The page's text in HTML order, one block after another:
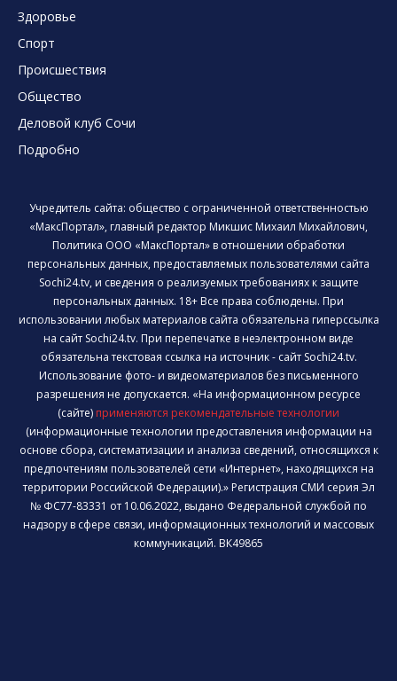
Здоровье
Спорт
Происшествия
Общество
Деловой клуб Сочи
Подробно
Учредитель сайта: общество с ограниченной ответственностью
«МаксПортал», главный редактор Микшис Михаил Михайлович,
Политика ООО «МаксПортал» в отношении обработки
персональных данных, предоставляемых пользователями сайта
Sochi24.tv, и сведения о реализуемых требованиях к защите
персональных данных. 18+ Все права соблюдены. При
использовании любых материалов сайта обязательна гиперссылка
на сайт Sochi24.tv. При перепечатке в неэлектронном виде
обязательна текстовая ссылка на источник - сайт Sochi24.tv.
Использование фото- и видеоматериалов без письменного
разрешения не допускается. «На информационном ресурсе
(сайте) применяются рекомендательные технологии
(информационные технологии предоставления информации на
основе сбора, систематизации и анализа сведений, относящихся к
предпочтениям пользователей сети «Интернет», находящихся на
территории Российской Федерации).» Регистрация СМИ серия Эл
№ ФС77-83331 от 10.06.2022, выдано Федеральной службой по
надзору в сфере связи, информационных технологий и массовых
коммуникаций. ВК49865